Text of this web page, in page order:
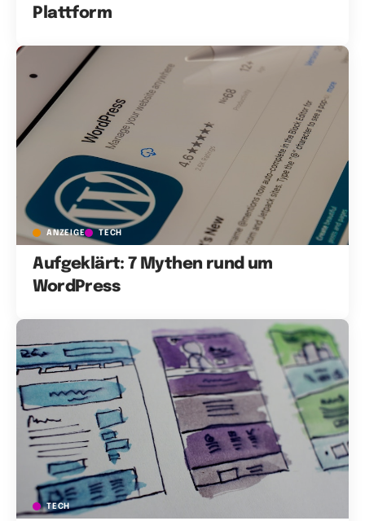
Plattform
ANZEIGE TECH
Aufgeklärt: 7 Mythen rund um
WordPress
TECH